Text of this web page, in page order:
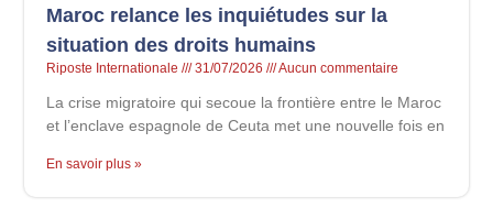
Maroc relance les inquiétudes sur la
situation des droits humains
Riposte Internationale 31/07/2026 Aucun commentaire
La crise migratoire qui secoue la frontière entre le Maroc
et l’enclave espagnole de Ceuta met une nouvelle fois en
En savoir plus »